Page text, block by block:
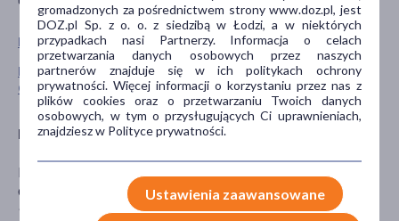
Pokaż wszystkie produkty MAGA COSMETICS
Pokaż wszystkie produkty linii Gel polish marki Maga
Cosmetics
Producent
MAGA COSMETICS
Ossendowskiego 6/8
93-228 Łódź
gromadzonych za pośrednictwem strony www.doz.pl, jest
DOZ.pl Sp. z o. o. z siedzibą w Łodzi, a w niektórych
przypadkach nasi Partnerzy. Informacja o celach
przetwarzania danych osobowych przez naszych
partnerów znajduje się w ich politykach ochrony
prywatności. Więcej informacji o korzystaniu przez nas z
plików cookies oraz o przetwarzaniu Twoich danych
osobowych, w tym o przysługujących Ci uprawnieniach,
znajdziesz w Polityce prywatności.
Ustawienia zaawansowane